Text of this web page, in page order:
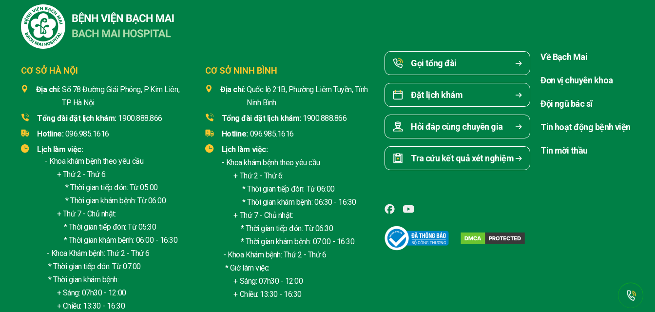
CƠ SỞ HÀ NỘI
Địa chỉ:Số 78 Đường Giải Phóng, P. Kim Liên,
TP Hà Nội
Tổng đài đặt lịch khám: 1900.888.866
Hotline: 096.985.1616
Lịch làm việc:
- Khoa khám bệnh theo yêu cầu
+ Thứ 2 - Thứ 6:
* Thời gian tiếp đón: Từ 05:00
* Thời gian khám bệnh: Từ 06:00
+ Thứ 7 - Chủ nhật:
* Thời gian tiếp đón: Từ 05:30
* Thời gian khám bệnh: 06:00 - 16:30
- Khoa Khám bệnh: Thứ 2 - Thứ 6
* Thời gian tiếp đón: Từ 07:00
* Thời gian khám bệnh:
+ Sáng: 07h30 - 12:00
+ Chiều: 13:30 - 16:30
CƠ SỞ NINH BÌNH
Địa chỉ:Quốc lộ 21B, Phường Liêm Tuyền, Tỉnh
Ninh Bình
Tổng đài đặt lịch khám: 1900.888.866
Hotline: 096.985.1616
Lịch làm việc:
- Khoa khám bệnh theo yêu cầu
+ Thứ 2 - Thứ 6:
* Thời gian tiếp đón: Từ 06:00
* Thời gian khám bệnh: 06:30 - 16:30
+ Thứ 7 - Chủ nhật:
* Thời gian tiếp đón: Từ 06:30
* Thời gian khám bệnh: 07:00 - 16:30
- Khoa Khám bệnh: Thứ 2 - Thứ 6
* Giờ làm việc:
+ Sáng: 07h30 - 12:00
+ Chiều: 13:30 - 16:30
Gọi tổng đài
Đặt lịch khám
Hỏi đáp cùng chuyên gia
Tra cứu kết quả xét nghiệm
Về Bạch Mai
Đơn vị chuyên khoa
Đội ngũ bác sĩ
Tin hoạt động bệnh viện
Tin mời thầu